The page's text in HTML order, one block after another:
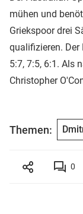
mühen und
Griekspoor drei
qualifizieren.
5:7, 7:5, 6:1. Als
Christopher
Themen:
0